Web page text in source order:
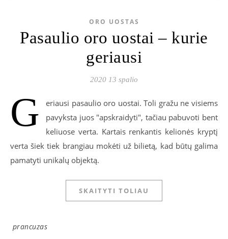
ORO UOSTAS
Pasaulio oro uostai – kurie
geriausi
2020 13 spalio
G
eriausi pasaulio oro uostai. Toli gražu ne visiems
pavyksta juos "apskraidyti", tačiau pabuvoti bent
keliuose verta. Kartais renkantis kelionės kryptį
verta šiek tiek brangiau mokėti už bilietą, kad būtų galima
pamatyti unikalų objektą.
SKAITYTI TOLIAU
prancuzas